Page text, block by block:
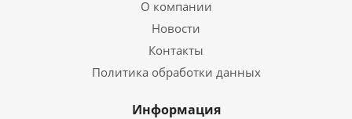
О компании
Новости
Контакты
Политика обработки данных
Информация